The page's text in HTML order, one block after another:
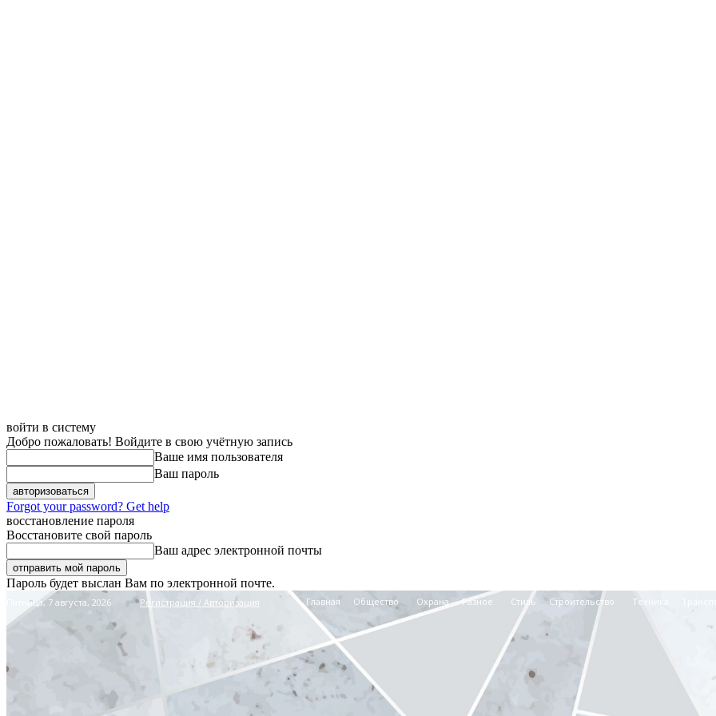
войти в систему
Добро пожаловать! Войдите в свою учётную запись
Ваше имя пользователя
Ваш пароль
Forgot your password? Get help
восстановление пароля
Восстановите свой пароль
Ваш адрес электронной почты
Пароль будет выслан Вам по электронной почте.
Пятница, 7 августа, 2026 Регистрация / Авторизация Главная Общество Охрана Разное Стиль Строительство Техника